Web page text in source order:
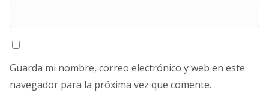
Guarda mi nombre, correo electrónico y web en este
navegador para la próxima vez que comente.